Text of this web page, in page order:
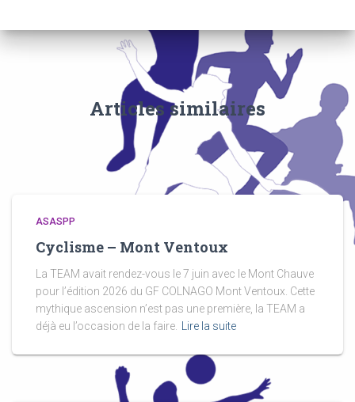
Articles similaires
ASASPP
Cyclisme – Mont Ventoux
La TEAM avait rendez-vous le 7 juin avec le Mont Chauve
pour l’édition 2026 du GF COLNAGO Mont Ventoux. Cette
mythique ascension n’est pas une première, la TEAM a
déjà eu l’occasion de la faire.
Lire la suite